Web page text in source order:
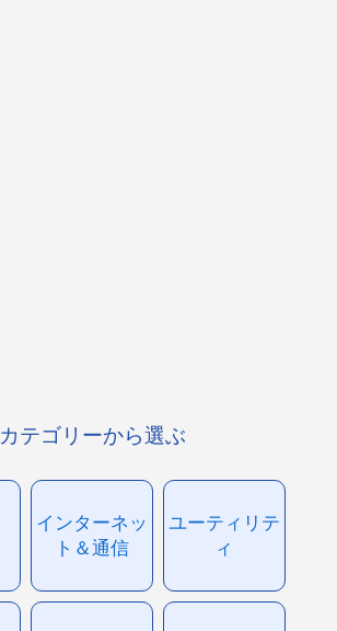
カテゴリーから選ぶ
インターネッ
ト＆通信
ユーティリテ
ィ